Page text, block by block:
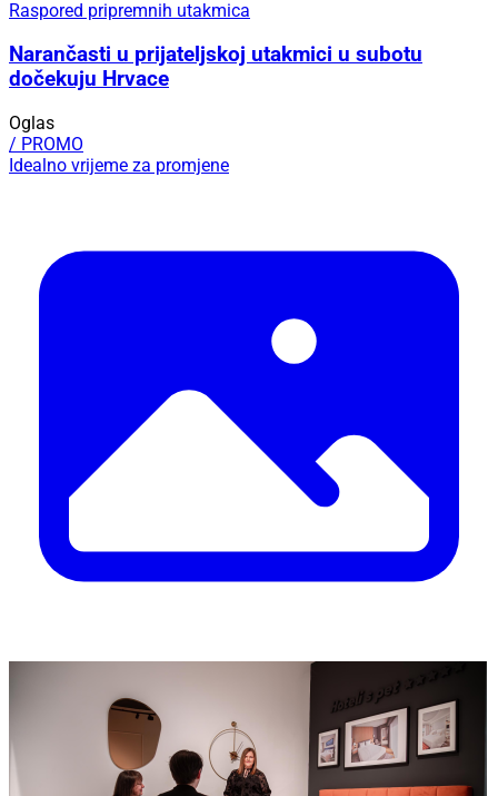
Raspored pripremnih utakmica
Narančasti u prijateljskoj utakmici u subotu
dočekuju Hrvace
Oglas
/ PROMO
Idealno vrijeme za promjene